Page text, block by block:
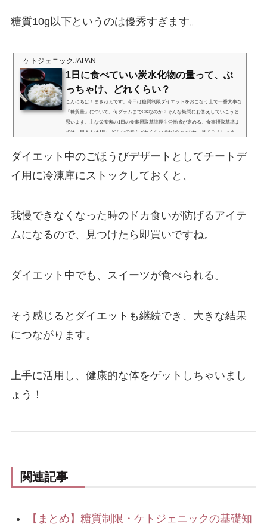
糖質10g以下というのは優秀すぎます。
ケトジェニックJAPAN
1日に食べていい炭水化物の量って、ぶ
っちゃけ、どれくらい？
こんにちは！まきねぇです。今日は糖質制限ダイエットをおこなう上で一番大事な
「糖質量」について。何グラムまでOKなのか？そんな疑問にお答えしていこうと
思います。主な栄養素の1日の食事摂取基準厚生労働省が定める、食事摂取基準ま
ずは、日本人は1日にどんな栄養をどれくらい摂ればいいのか、見てみましょう。
1950～2000kcalタンパク質60ｇ50ｇ脂質総エネルギーの20～30％炭水化物総エネル
ギーの50～65％食物繊維20ｇ以上18g以上ナトリウム3149mg2756m...
ダイエット中のごほうびデザートとしてチートデ
イ用に冷凍庫にストックしておくと、
我慢できなくなった時のドカ食いが防げるアイテ
ムになるので、見つけたら即買いですね。
ダイエット中でも、スイーツが食べられる。
そう感じるとダイエットも継続でき、大きな結果
につながります。
上手に活用し、健康的な体をゲットしちゃいまし
ょう！
関連記事
【まとめ】糖質制限・ケトジェニックの基礎知